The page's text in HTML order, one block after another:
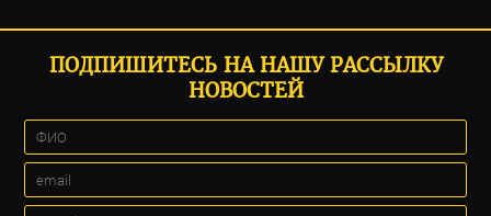
ПОДПИШИТЕСЬ НА НАШУ РАССЫЛКУ
НОВОСТЕЙ